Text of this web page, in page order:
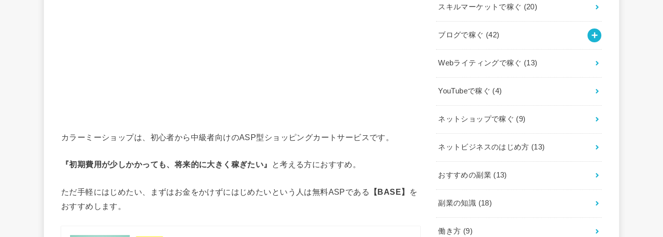
カラーミーショップは、初心者から中級者向けのASP型ショッピングカートサービスです。
『初期費用が少しかかっても、将来的に大きく稼ぎたい』 と考える方におすすめ。
ただ手軽にはじめたい、まずはお金をかけずにはじめたいという人は無料ASPである 【BASE】
を
おすすめします。
スキルマーケットで稼ぐ (20)
ブログで稼ぐ (42)
Webライティングで稼ぐ (13)
YouTubeで稼ぐ (4)
ネットショップで稼ぐ (9)
ネットビジネスのはじめ方 (13)
おすすめの副業 (13)
副業の知識 (18)
働き方 (9)